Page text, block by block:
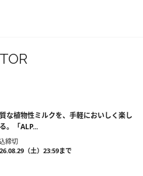
な植物性ミルクを、手軽においしく楽し
。「ALP...
締切
（土）23:59まで